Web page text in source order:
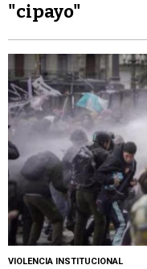
"cipayo"
VIOLENCIA INSTITUCIONAL